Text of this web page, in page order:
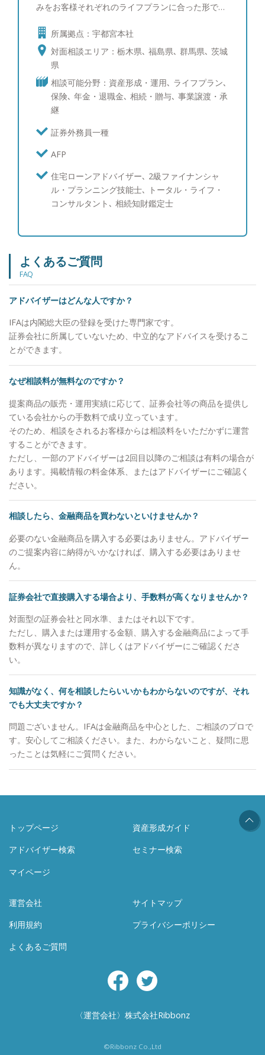
みをお客様それぞれのライフプランに合った形で解
できるよう日々の相談にあたっています。お客様の
お金の悩みをスッキリ解決するように全力でサポー
トします。 ●『皆様が豊かな人生を送るための、伴
走者であり続けたい』 質の高いFPサービスと、サ
ポート体制を提供致します。 将来、自分や家族の
夢をかなえ「自分らしく豊かで不安のない暮らし」
を実現するためには「お金」は切っても切り離せな
い存在です。 私たちおかねの相談室のファイナン
をお客様側に寄り添い支え続けながら解決し、皆様
が自分らしく豊かな人生を送っていただくための伴
走者であり続けたいと思っています。 そのために
幅広く質の高いFPサービスの提供と、組織として長
期的なプランをサポートできる体制を構築し、お客
だけるかを常に考え日々努力をいたします。 今後
願い申し上げます。
所属拠点：宇都宮本社
対面相談エリア：栃木県､ 福島県､ 群馬県､ 茨城
県
相談可能分野：資産形成・運用､ ライフプラン､
保険､ 年金・退職金､ 相続・贈与､ 事業譲渡・承
継
証券外務員一種
AFP
住宅ローンアドバイザー､ 2級ファイナンシャ
ル・プランニング技能士､ トータル・ライフ・
コンサルタント､ 相続知財鑑定士
よくあるご質問
FAQ
アドバイザーはどんな人ですか？
IFAは内閣総大臣の登録を受けた専門家です。
証券会社に所属していないため、中立的なアドバイスを受けるこ
とができます。
なぜ相談料が無料なのですか？
提案商品の販売・運用実績に応じて、証券会社等の商品を提供し
ている会社からの手数料で成り立っています。
そのため、相談をされるお客様からは相談料をいただかずに運営
することができます。
ただし、一部のアドバイザーは2回目以降のご相談は有料の場合が
あります。掲載情報の料金体系、またはアドバイザーにご確認く
ださい。
相談したら、金融商品を買わないといけませんか？
必要のない金融商品を購入する必要はありません。アドバイザー
のご提案内容に納得がいかなければ、購入する必要はありませ
ん。
証券会社で直接購入する場合より、手数料が高くなりませんか？
対面型の証券会社と同水準、またはそれ以下です。
ただし、購入または運用する金額、購入する金融商品によって手
数料が異なりますので、詳しくはアドバイザーにご確認くださ
い。
知識がなく、何を相談したらいいかもわからないのですが、それ
でも大丈夫ですか？
問題ございません。IFAは金融商品を中心とした、ご相談のプロで
す。安心してご相談ください。また、わからないこと、疑問に思
ったことは気軽にご質問ください。
トップページ
資産形成ガイド
アドバイザー検索
セミナー検索
マイページ
運営会社
サイトマップ
利用規約
プライバシーポリシー
よくあるご質問
Facebook
〈運営会社〉株式会社Ribbonz
©Ribbonz Co.,Ltd